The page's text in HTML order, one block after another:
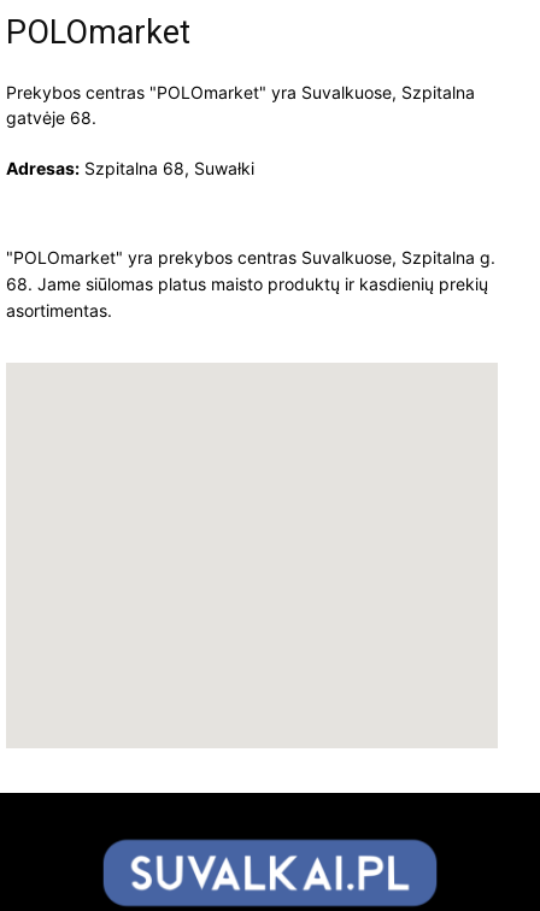
POLOmarket
Prekybos centras "POLOmarket" yra Suvalkuose, Szpitalna
gatvėje 68.
Adresas: Szpitalna 68, Suwałki
"POLOmarket" yra prekybos centras Suvalkuose, Szpitalna g.
68. Jame siūlomas platus maisto produktų ir kasdienių prekių
asortimentas.